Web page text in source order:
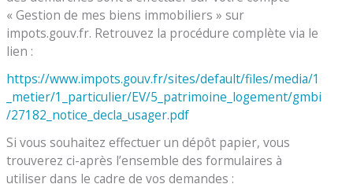
« Gestion de mes biens immobiliers » sur
impots.gouv.fr. Retrouvez la procédure complète via le
lien :
https://www.impots.gouv.fr/sites/default/files/media/1
_metier/1_particulier/EV/5_patrimoine_logement/gmbi
/27182_notice_decla_usager.pdf
Si vous souhaitez effectuer un dépôt papier, vous
trouverez ci-après l’ensemble des formulaires à
utiliser dans le cadre de vos demandes :